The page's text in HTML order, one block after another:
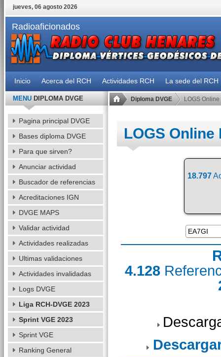
jueves, 06 agosto 2026
Radioaficionados
Inicio Acerca del RCH Actividades RCH La sede del RCH
Diploma DVGE LOGS Online
LOGS Online
18.797
4.128
MENUDIPLOMA DVGE
Pagina principal DVGE
Bases diploma DVGE
Para que sirven?
Anunciar actividad
Buscador de referencias
Acreditaciones IGN
DVGE MAPS
Validar actividad
Actividades realizadas
Ultimas validaciones
Actividades invalidadas
Logs DVGE
Liga RCH-DVGE 2023
Sprint VGE 2023
Sprint VGE
Ranking General